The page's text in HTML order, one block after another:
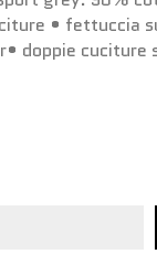
• fettuccia
doppie cuciture